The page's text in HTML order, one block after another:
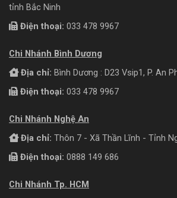
tỉnh Bắc Ninh
Điện thoại: 033 478 9967
Chi Nhánh Bình Dương
Địa chỉ: Bình Dương : D23 Vsip1, P. An
Điện thoại: 033 478 9967
Chi Nhánh Nghệ An
Địa chỉ: Thôn 7 - Xã Thần Lĩnh - Tỉnh
Điện thoại: 0888 149 686
Chi Nhánh Tp. HCM